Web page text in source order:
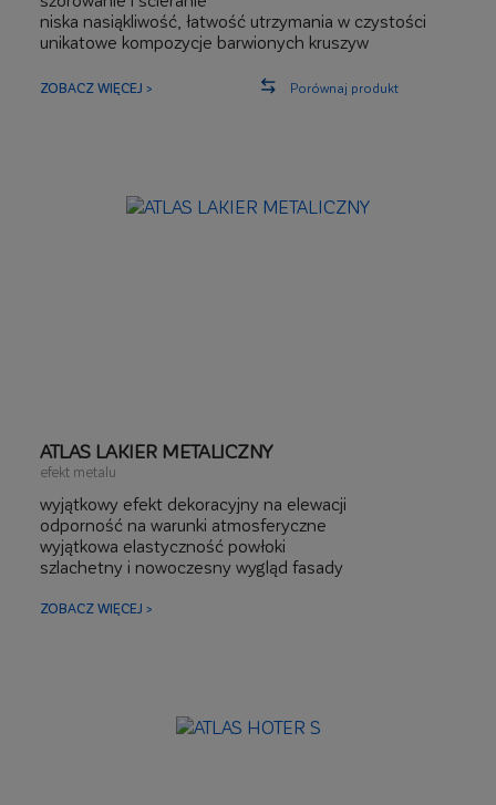
niska nasiąkliwość, łatwość utrzymania w czystości
unikatowe kompozycje barwionych kruszyw
szeroki zakres zastosowań zewnętrznych i
ZOBACZ WIĘCEJ > Porównaj produkt
ATLAS LAKIER METALICZNY
efekt metalu
wyjątkowy efekt dekoracyjny na elewacji
odporność na warunki atmosferyczne
wyjątkowa elastyczność powłoki
szlachetny i nowoczesny wygląd fasady
ZOBACZ WIĘCEJ >